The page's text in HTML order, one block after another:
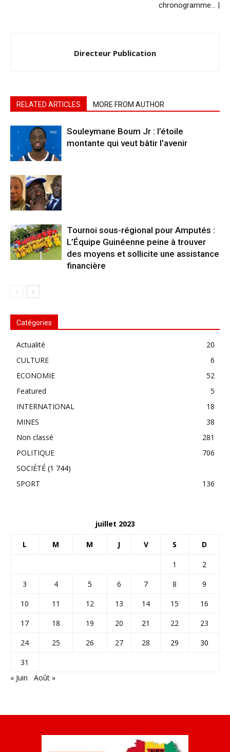
chronogramme… |
Directeur Publication
RELATED ARTICLES MORE FROM AUTHOR
Souleymane Boum Jr : l’étoile
montante qui veut bâtir l’avenir
Tournoi sous-régional pour Amputés :
L’Équipe Guinéenne peine à trouver
des moyens et sollicite une assistance
financière
Catégories
Actualité
20
CULTURE
6
ECONOMIE
52
Featured
5
INTERNATIONAL
18
MINES
38
Non classé
281
POLITIQUE
706
SOCIÉTÉ (1 744)
SPORT
136
juillet 2023
L M M J V S D
1
2
3
4 5 6 7 8
9
10
11 12 13 14 15
16
17
18 19 20 21 22
23
24
25 26 27 28 29
30
31
« Juin
Août »